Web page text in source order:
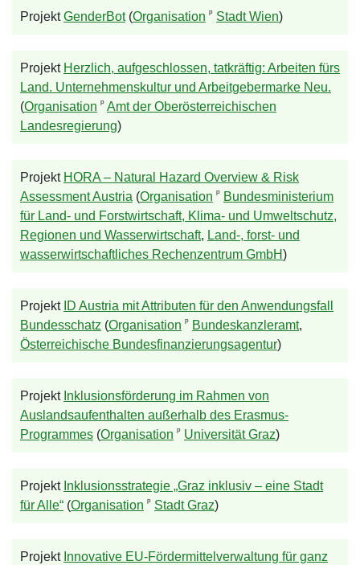
ProjektGenderBot(Organisation ᵖ Stadt Wien)
Projekt Herzlich, aufgeschlossen, tatkräftig: Arbeiten fürs
Land. Unternehmenskultur und Arbeitgebermarke Neu.
(Organisation ᵖ Amt der Oberösterreichischen
Landesregierung)
Projekt HORA – Natural Hazard Overview & Risk
Assessment Austria (Organisation ᵖ Bundesministerium
für Land- und Forstwirtschaft, Klima- und Umweltschutz,
Regionen und Wasserwirtschaft, Land-, forst- und
wasserwirtschaftliches Rechenzentrum GmbH )
Projekt ID Austria mit Attributen für den Anwendungsfall
Bundesschatz (Organisation ᵖ Bundeskanzleramt,
Österreichische Bundesfinanzierungsagentur)
Projekt Inklusionsförderung im Rahmen von
Auslandsaufenthalten außerhalb des Erasmus-
Programmes (Organisation ᵖ Universität Graz)
Projekt Inklusionsstrategie „Graz inklusiv – eine Stadt
für Alle“ (Organisation ᵖ Stadt Graz)
Projekt Innovative EU-Fördermittelverwaltung für ganz